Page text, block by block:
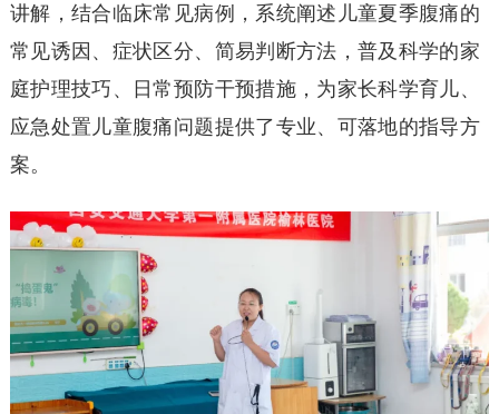
讲解，结合临床常见病例，系统阐述儿童夏季腹痛的
常见诱因、症状区分、简易判断方法，普及科学的家
庭护理技巧、日常预防干预措施，为家长科学育儿、
应急处置儿童腹痛问题提供了专业、可落地的指导方
案。